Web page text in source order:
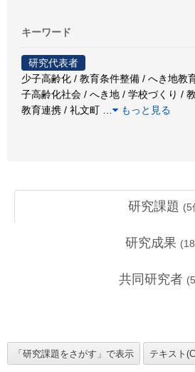
キーワード
研究代表者
少子高齢化 / 教育条件整備 / へき地教
子高齢化社会 / へき地 / 学校づくり /
教育連携 / 礼文町
もっと見る
研究課題 (5
研究成果 (18
共同研究者 (